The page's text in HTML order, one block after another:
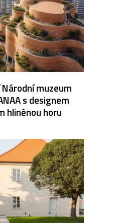
muzeum
s designem
hliněnou horu